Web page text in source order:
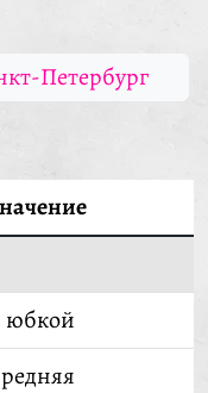
Петербург
юбкой